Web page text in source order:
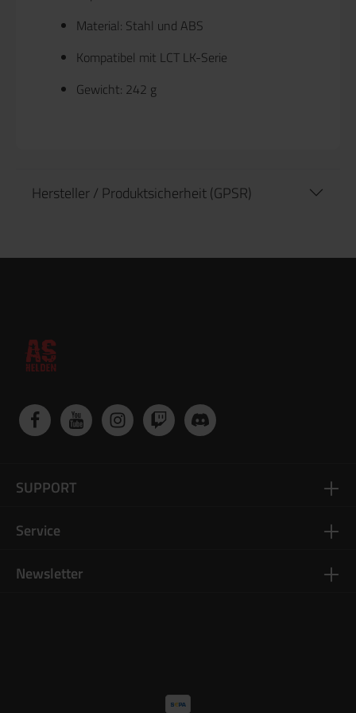
Material: Stahl und ABS
Kompatibel mit LCT LK-Serie
Gewicht: 242 g
Hersteller / Produktsicherheit (GPSR)
Newsletter
SUPPORT
Service